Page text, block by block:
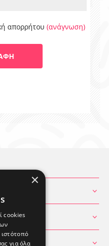
απορρήτου (ανάγνωση)
×
cookies
για όλα